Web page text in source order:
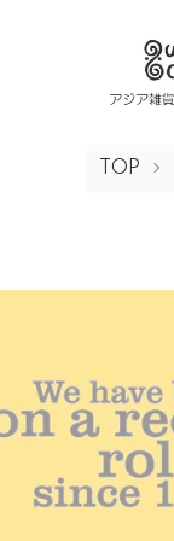
TOP